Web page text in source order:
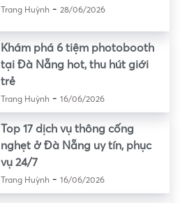
Trang Huỳnh- 28/06/2026
Khám phá 6 tiệm photobooth
tại Đà Nẵng hot, thu hút giới
trẻ
Trang Huỳnh- 16/06/2026
Top 17 dịch vụ thông cống
nghẹt ở Đà Nẵng uy tín, phục
vụ 24/7
Trang Huỳnh- 16/06/2026